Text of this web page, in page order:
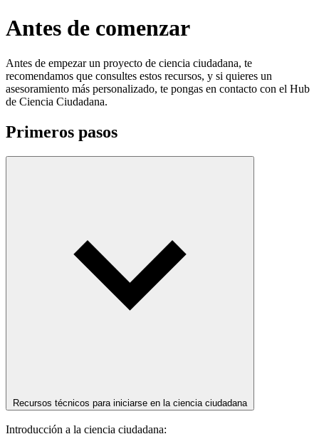
Antes de comenzar
Antes de empezar un proyecto de ciencia ciudadana, te
recomendamos que consultes estos recursos, y si quieres un
asesoramiento más personalizado, te pongas en contacto con el Hub
de Ciencia Ciudadana.
Primeros pasos
Recursos técnicos para iniciarse en la ciencia ciudadana
Introducción a la ciencia ciudadana: